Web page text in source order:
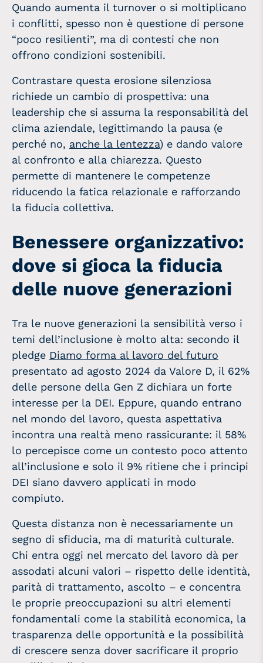
Quando aumenta il turnover o si moltiplicano
i conflitti, spesso non è questione di persone
“poco resilienti”, ma di contesti che non
offrono condizioni sostenibili.
Contrastare questa erosione silenziosa
richiede un cambio di prospettiva: una
leadership che si assuma la responsabilità del
clima aziendale, legittimando la pausa (e
perché no, anche la lentezza) e dando valore
al confronto e alla chiarezza. Questo
permette di mantenere le competenze
riducendo la fatica relazionale e rafforzando
la fiducia collettiva.
Benessere organizzativo:
dove si gioca la fiducia
delle nuove generazioni
Tra le nuove generazioni la sensibilità verso i
temi dell’inclusione è molto alta: secondo il
pledge Diamo forma al lavoro del futuro
presentato ad agosto 2024 da Valore D, il 62%
delle persone della Gen Z dichiara un forte
interesse per la DEI. Eppure, quando entrano
nel mondo del lavoro, questa aspettativa
incontra una realtà meno rassicurante: il 58%
lo percepisce come un contesto poco attento
all’inclusione e solo il 9% ritiene che i principi
DEI siano davvero applicati in modo
compiuto.
Questa distanza non è necessariamente un
segno di sfiducia, ma di maturità culturale.
Chi entra oggi nel mercato del lavoro dà per
assodati alcuni valori – rispetto delle identità,
parità di trattamento, ascolto – e concentra
le proprie preoccupazioni su altri elementi
fondamentali come la stabilità economica, la
trasparenza delle opportunità e la possibilità
di crescere senza dover sacrificare il proprio